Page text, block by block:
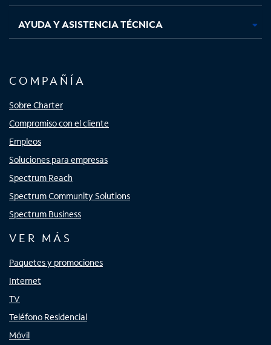
AYUDA Y ASISTENCIA TÉCNICA
COMPAÑÍA
Sobre Charter
Compromiso con el cliente
Empleos
Soluciones para empresas
Spectrum Reach
Spectrum Community Solutions
Spectrum Business
VER MÁS
Paquetes y promociones
Internet
TV
Teléfono Residencial
Móvil